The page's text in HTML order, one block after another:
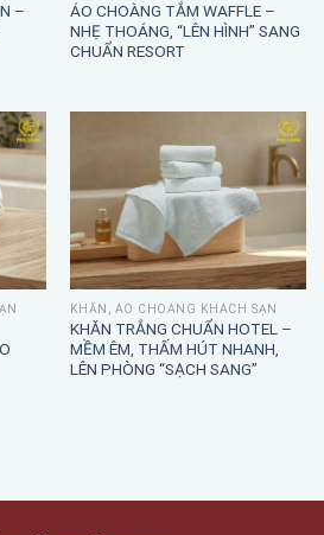
–
ÁO CHOÀNG TẮM WAFFLE –
NHẸ THOÁNG, “LÊN HÌNH” SANG
CHUẨN RESORT
KHĂN, ÁO CHOÀNG KHÁCH SẠN
KHĂN TRẮNG CHUẨN HOTEL –
MỀM ÊM, THẤM HÚT NHANH,
LÊN PHÒNG “SẠCH SANG”